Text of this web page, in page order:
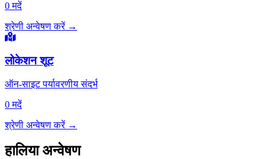
0 मदें
श्रेणी अन्वेषण करें →
लोकेशन शूट
ऑन-साइट पर्यावरणीय संदर्भ
0 मदें
श्रेणी अन्वेषण करें →
हालिया अन्वेषण